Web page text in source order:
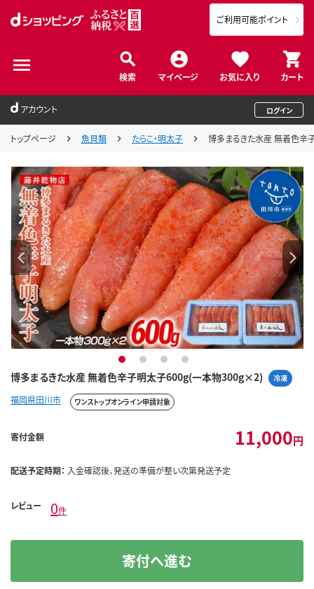
検索 マイページ お気に入り カート
ご利用可能ポイント
アカウント ログイン
トップページ 魚貝類 たらこ・明太子 博多まるきた水産 無着色
博多まるきた水産 無着色辛子明太子600g(一本物300g×2) 冷凍
1 2 3 4
福岡県田川市 ワンストップオンライン申請対象
寄付金額 11,000円
配送予定時期： 入金確認後、発送の準備が整い次第発送予定
レビュー 0件
寄付へ進む